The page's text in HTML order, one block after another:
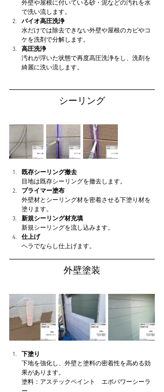
外壁や屋根に付いている砂・泥などの汚れを水
で洗い流します。
バイオ高圧洗浄
水だけでは除去できない外壁や屋根のカビやコ
ケを洗剤で分解します。
高圧洗浄
汚れが浮いた状態で再度高圧洗浄をし、洗剤を
綺麗に洗い流します。
シーリング
既存シーリング撤去
目地は既存シーリングを撤去します。
プライマー塗布
外壁材とシーリング材を密着させる下塗り材を
塗ります。
新規シーリング材充填
新規シーリングを流し込みます。
仕上げ
ヘラでならし仕上げます。
外壁塗装
下塗り
下地を強化し、外壁と塗料の密着性を高める効
果があります。
塗料：アステックペイント　エポパワーシーラ